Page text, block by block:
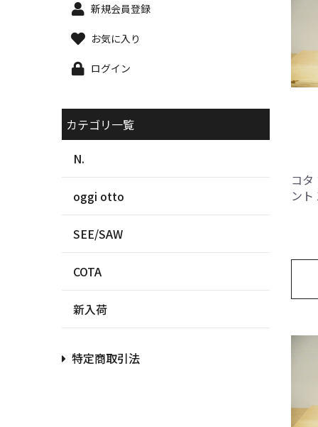
新規会員登録
お気に入り
ログイン
カテゴリ一覧
N.
oggi otto
SEE/SAW
COTA
新入荷
特定商取引法
コタ
ント